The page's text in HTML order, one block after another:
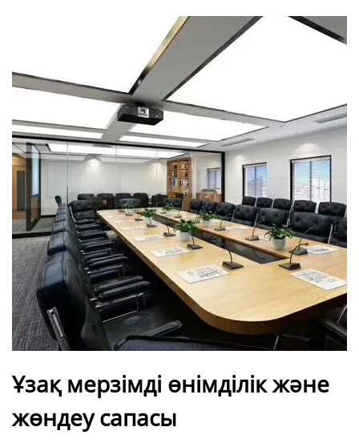
Ұзақ мерзімді өнімділік және
жөндеу сапасы